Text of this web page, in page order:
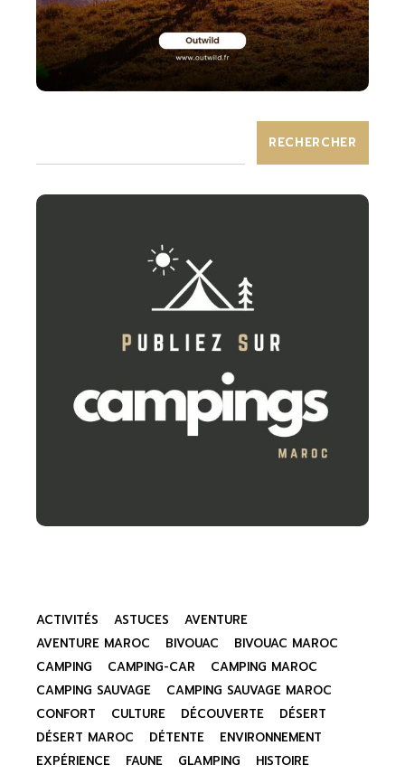
RECHERCHER
ACTIVITÉS ASTUCES
AVENTURE
AVENTURE MAROC
BIVOUAC
BIVOUAC MAROC
CAMPING
CAMPING-CAR
CAMPING MAROC
CAMPING SAUVAGE
CAMPING SAUVAGE MAROC
CONFORT
CULTURE DÉCOUVERTE
DÉSERT
DÉSERT MAROC
DÉTENTE
ENVIRONNEMENT
EXPÉRIENCE
FAUNE GLAMPING
HISTOIRE